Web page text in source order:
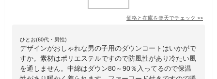
価格と在庫を楽天でチェック >>
ひとお(60代・男性)
デザインがおしゃれな男の子用のダウンコートはいかがで
すか。素材はポリエステルですので防風性があり冷たい風
を通しません。中綿はダウン80～90％入ってるので保温